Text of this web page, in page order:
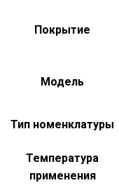
Покрытие
Модель
Тип номенклатуры
Температура
применения